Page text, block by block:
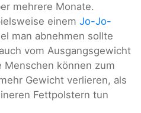
mehrere Monate.
einem Jo-Jo-
man abnehmen sollte
vom Ausgangsgewicht
Menschen können zum
Gewicht verlieren, als
Fettpolstern tun